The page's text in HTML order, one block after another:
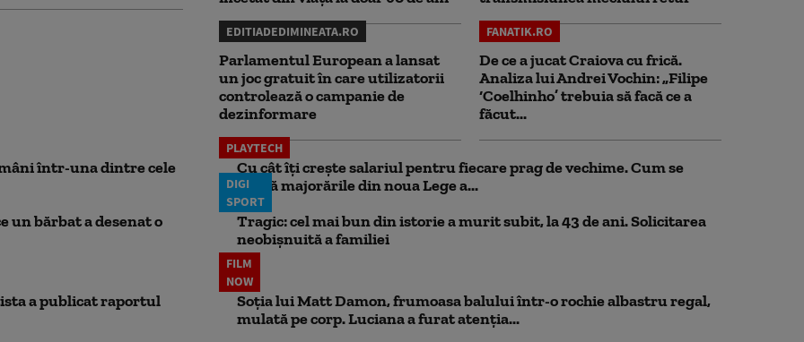
EDITIADEDIMINEATA.RO
Parlamentul European a lansat
un joc gratuit în care utilizatorii
controlează o campanie de
dezinformare
FANATIK.RO
De ce a jucat Craiova cu frică.
Analiza lui Andrei Vochin: „Filipe
‘Coelhinho’ trebuia să facă ce a
făcut...
într-una dintre cele
PLAYTECH
Cu cât îți crește salariul pentru fiecare prag de vechime. Cum se
aplică majorările din noua Lege a...
un bărbat a desenat o
DIGI
SPORT
Tragic: cel mai bun din istorie a murit subit, la 43 de ani. Solicitarea
neobișnuită a familiei
a publicat raportul
FILM
NOW
Soția lui Matt Damon, frumoasa balului într-o rochie albastru regal,
mulată pe corp. Luciana a furat atenția...